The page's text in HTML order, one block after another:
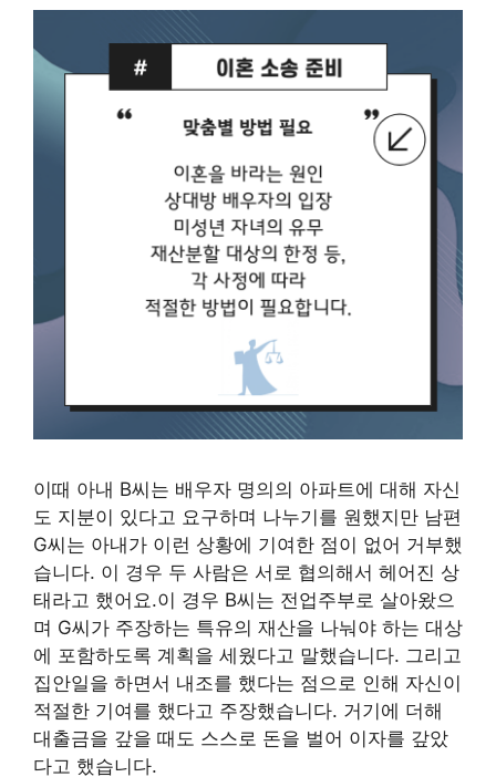
이때 아내 B씨는 배우자 명의의 아파트에 대해 자신
도 지분이 있다고 요구하며 나누기를 원했지만 남편
G씨는 아내가 이런 상황에 기여한 점이 없어 거부했
습니다. 이 경우 두 사람은 서로 협의해서 헤어진 상
태라고 했어요.이 경우 B씨는 전업주부로 살아왔으
며 G씨가 주장하는 특유의 재산을 나눠야 하는 대상
에 포함하도록 계획을 세웠다고 말했습니다. 그리고
집안일을 하면서 내조를 했다는 점으로 인해 자신이
적절한 기여를 했다고 주장했습니다. 거기에 더해
대출금을 갚을 때도 스스로 돈을 벌어 이자를 갚았
다고 했습니다.